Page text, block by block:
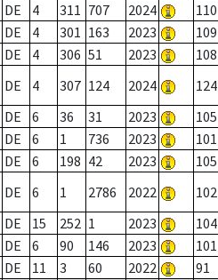
DE 4 311 707 2024 110
DE 4 301 163 2023 109
DE 4 306 51 2023 108
DE 4 307 124 2024 124
DE 6 36 31 2023 105
DE 6 1 736 2023 101
DE 6 198 42 2023 105
DE 6 1 2786 2022 102
DE 15 252 1 2023 104
DE 6 90 146 2023 101
DE 11 3 60 2022 91